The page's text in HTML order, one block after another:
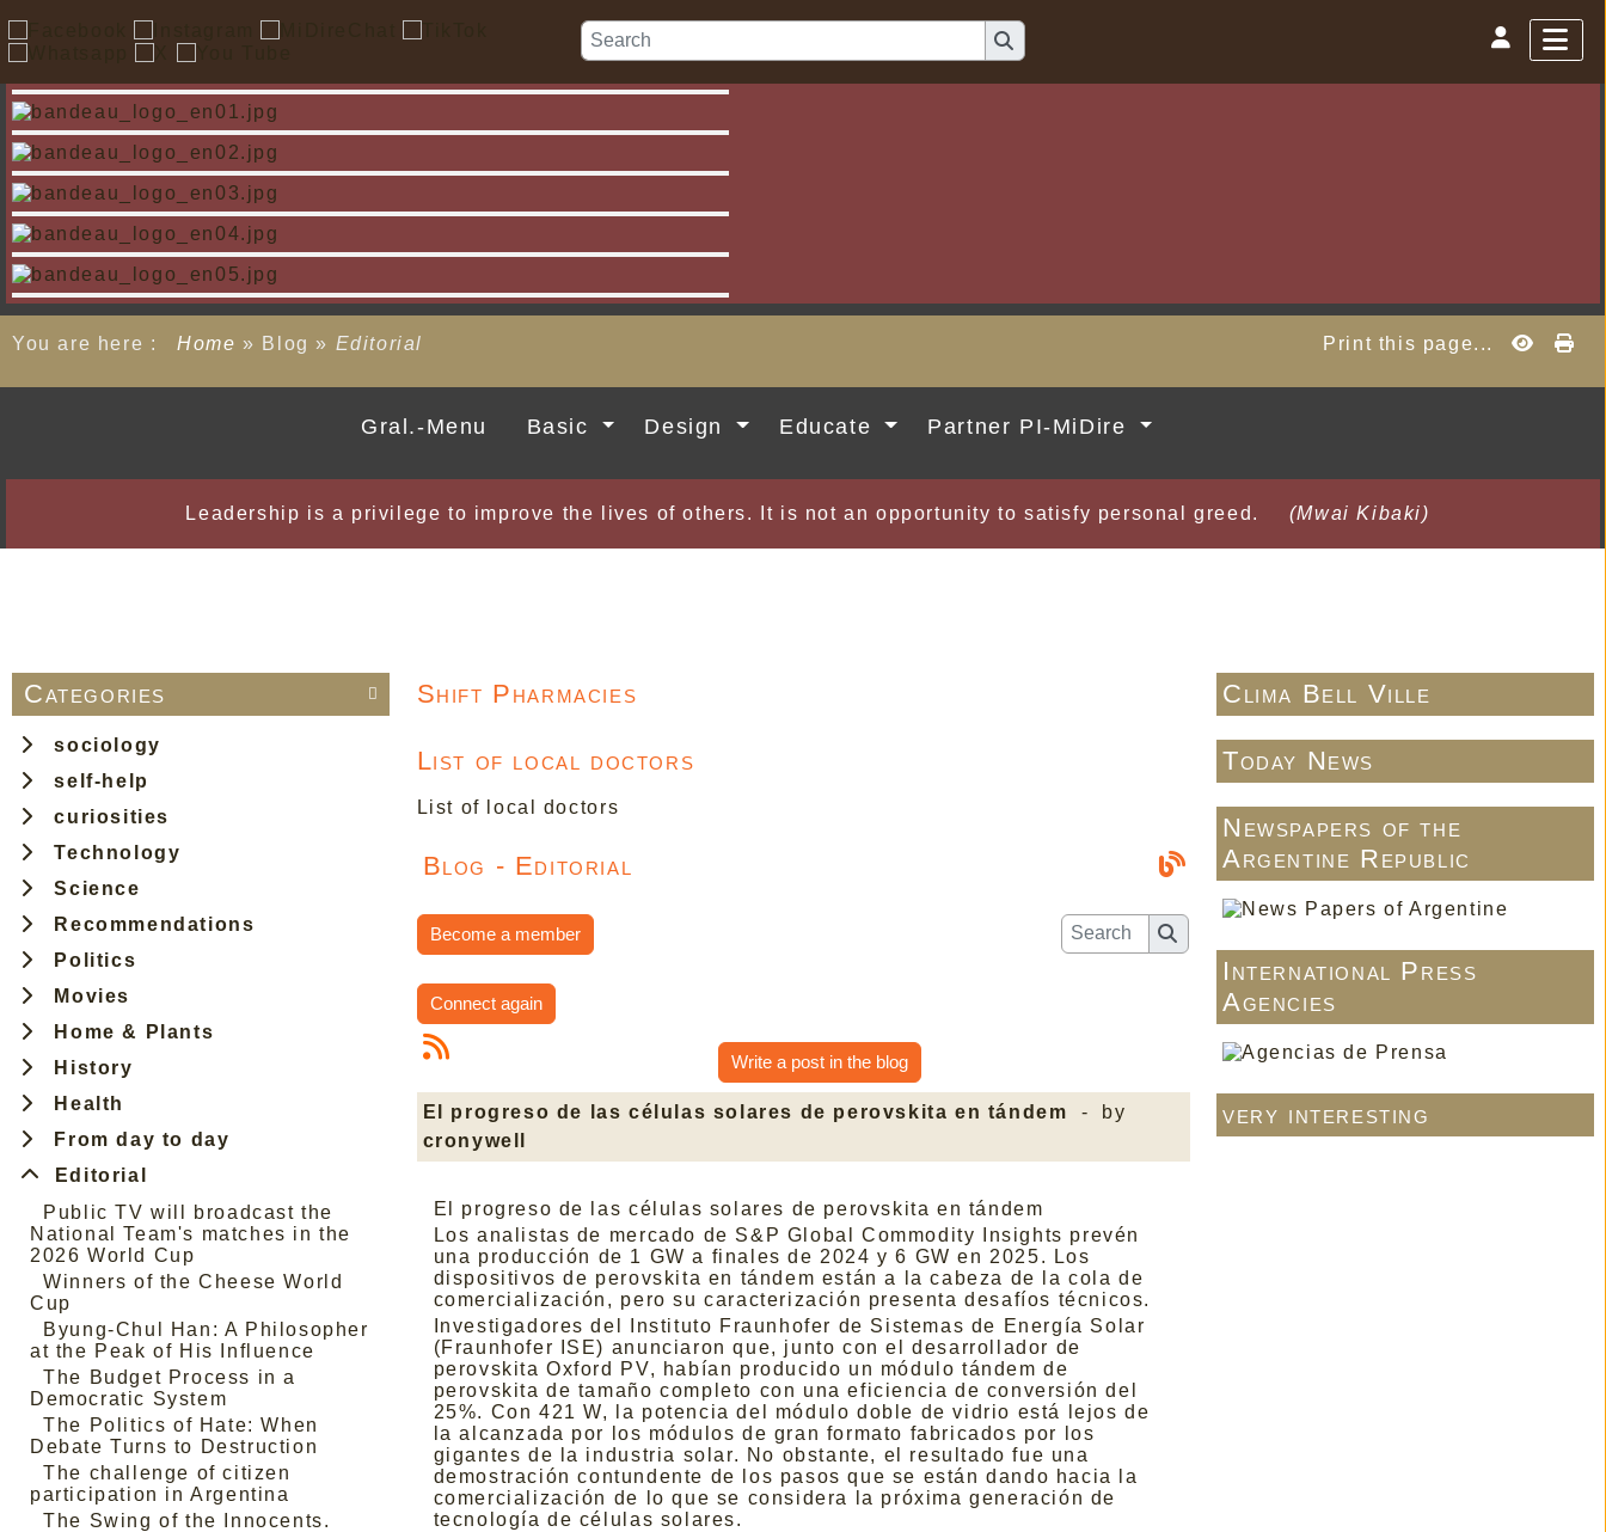
You are here : Home » Blog » Editorial Print this page...
Gral.-Menu Basic Design Educate Partner PI-MiDire
Leadership is a privilege to improve the lives of others. It is not an opportunity to satisfy personal greed. (Mwai Kibaki)

Categories
sociology
self-help
curiosities
Technology
Science
Recommendations
Politics
Movies
Home & Plants
History
Health
From day to day
Editorial
Public TV will broadcast the
National Team's matches in the
2026 World Cup
Winners of the Cheese World
Cup
Byung-Chul Han: A Philosopher
at the Peak of His Influence
The Budget Process in a
Democratic System
The Politics of Hate: When
Debate Turns to Destruction
The challenge of citizen
participation in Argentina
The Swing of the Innocents.
Shift Pharmacies
List of local doctors
List of local doctors
Blog - Editorial
Become a member
Connect again
Write a post in the blog
El progreso de las células solares de perovskita en tándem - by
cronywell
El progreso de las células solares de perovskita en tándem
Los analistas de mercado de S&P Global Commodity Insights prevén
una producción de 1 GW a finales de 2024 y 6 GW en 2025. Los
dispositivos de perovskita en tándem están a la cabeza de la cola de
comercialización, pero su caracterización presenta desafíos técnicos.
Investigadores del Instituto Fraunhofer de Sistemas de Energía Solar
(Fraunhofer ISE) anunciaron que, junto con el desarrollador de
perovskita Oxford PV, habían producido un módulo tándem de
perovskita de tamaño completo con una eficiencia de conversión del
25%. Con 421 W, la potencia del módulo doble de vidrio está lejos de
la alcanzada por los módulos de gran formato fabricados por los
gigantes de la industria solar. No obstante, el resultado fue una
demostración contundente de los pasos que se están dando hacia la
comercialización de lo que se considera la próxima generación de
tecnología de células solares.
Clima Bell Ville
Today News
Newspapers of the
Argentine Republic
International Press
Agencies
very interesting